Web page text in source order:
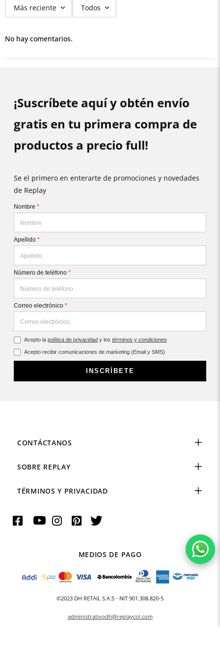
Más reciente Todos
No hay comentarios.
¡Suscríbete aquí y obtén envío
gratis en tu primera compra de
productos a precio full!
Se el primero en enterarte de promociones y novedades
de Replay
Nombre *
Apellido *
Número de teléfono *
Correo electrónico *
Acepto la política de privacidad y los términos y condiciones
Acepto recibir comunicaciones de marketing (Email y SMS)
INSCRÍBETE
CONTÁCTANOS
SOBRE REPLAY
TÉRMINOS Y PRIVACIDAD
MEDIOS DE PAGO
©2023 DH RETAIL S.A.S - NIT 901.308.820-5
administrativodh@replaycol.com